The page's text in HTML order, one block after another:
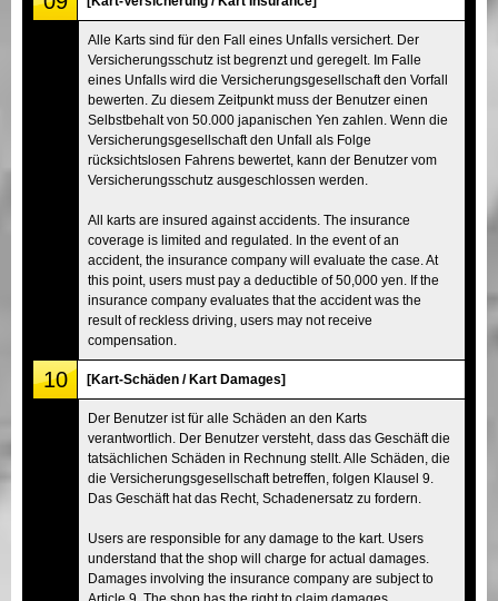
Alle Karts sind für den Fall eines Unfalls versichert. Der
Versicherungsschutz ist begrenzt und geregelt. Im Falle
eines Unfalls wird die Versicherungsgesellschaft den Vorfall
bewerten. Zu diesem Zeitpunkt muss der Benutzer einen
Selbstbehalt von 50.000 japanischen Yen zahlen. Wenn die
Versicherungsgesellschaft den Unfall als Folge
rücksichtslosen Fahrens bewertet, kann der Benutzer vom
Versicherungsschutz ausgeschlossen werden.
All karts are insured against accidents. The insurance
coverage is limited and regulated. In the event of an
accident, the insurance company will evaluate the case. At
this point, users must pay a deductible of 50,000 yen. If the
insurance company evaluates that the accident was the
result of reckless driving, users may not receive
compensation.
10 [Kart-Schäden / Kart Damages]
Der Benutzer ist für alle Schäden an den Karts
verantwortlich. Der Benutzer versteht, dass das Geschäft die
tatsächlichen Schäden in Rechnung stellt. Alle Schäden, die
die Versicherungsgesellschaft betreffen, folgen Klausel 9.
Das Geschäft hat das Recht, Schadenersatz zu fordern.
Users are responsible for any damage to the kart. Users
understand that the shop will charge for actual damages.
Damages involving the insurance company are subject to